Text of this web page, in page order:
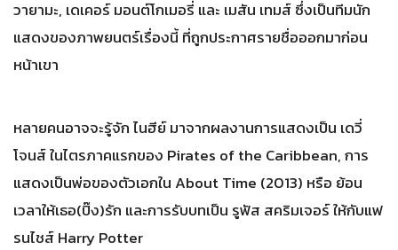
วายามะ, เดเคอร์ มอนต์โกเมอรี่ และ เมสัน เทมส์ ซึ่งเป็นทีมนัก
แสดงของภาพยนตร์เรื่องนี้ ที่ถูกประกาศรายชื่อออกมาก่อน
หน้าเขา
หลายคนอาจจะรู้จัก ไนฮีย์ มาจากผลงานการแสดงเป็น เดวี่
โจนส์ ในไตรภาคแรกของ Pirates of the Caribbean, การ
แสดงเป็นพ่อของตัวเอกใน About Time (2013) หรือ ย้อน
เวลาให้เธอ(ปิ๊ง)รัก และการรับบทเป็น รูฟัส สคริมเจอร์ ให้กับแฟ
รนไชส์ Harry Potter